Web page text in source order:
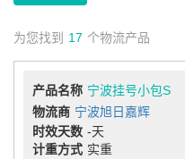
为您找到 17 个物流产品
产品名称 宁波挂号小包S
物流商 宁波旭日嘉辉
时效天数 -天
计重方式 实重